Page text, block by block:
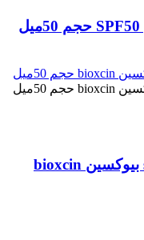
کرم ضد آفتاب رنگی پوست spf50 بیوکسین bioxcin